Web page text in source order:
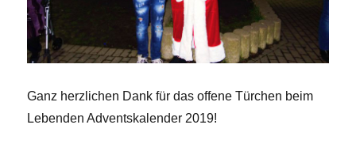
Ganz herzlichen Dank für das offene Türchen beim
Lebenden Adventskalender 2019!